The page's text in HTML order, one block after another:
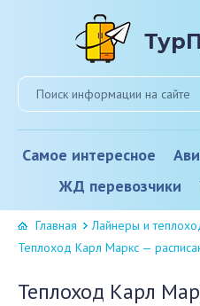
Самое интересное
ЖД перевозчики
Главная
Лайнеры и
Теплоход Карл Маркс —
Теплоход Карл